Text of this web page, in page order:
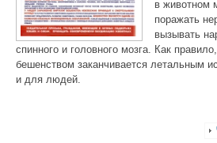
в животном
поражать
вызывать
спинного и головного мозга. Как
бешенством заканчивается летальным
и для людей.